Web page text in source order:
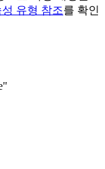
유형 참조를 확인